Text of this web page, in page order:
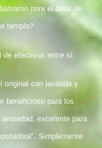
para el dolor de
templo?
de efectivos entre sí.
original con lavanda y
beneficioso para los
excelente para
Simplemente